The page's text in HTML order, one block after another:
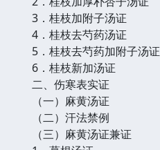
3．桂枝加附子汤证
4．桂枝去芍药汤证
5．桂枝去芍药加附子汤证
6．桂枝新加汤证
二、伤寒表实证
（一）麻黄汤证
（二）汗法禁例
（三）麻黄汤证兼证